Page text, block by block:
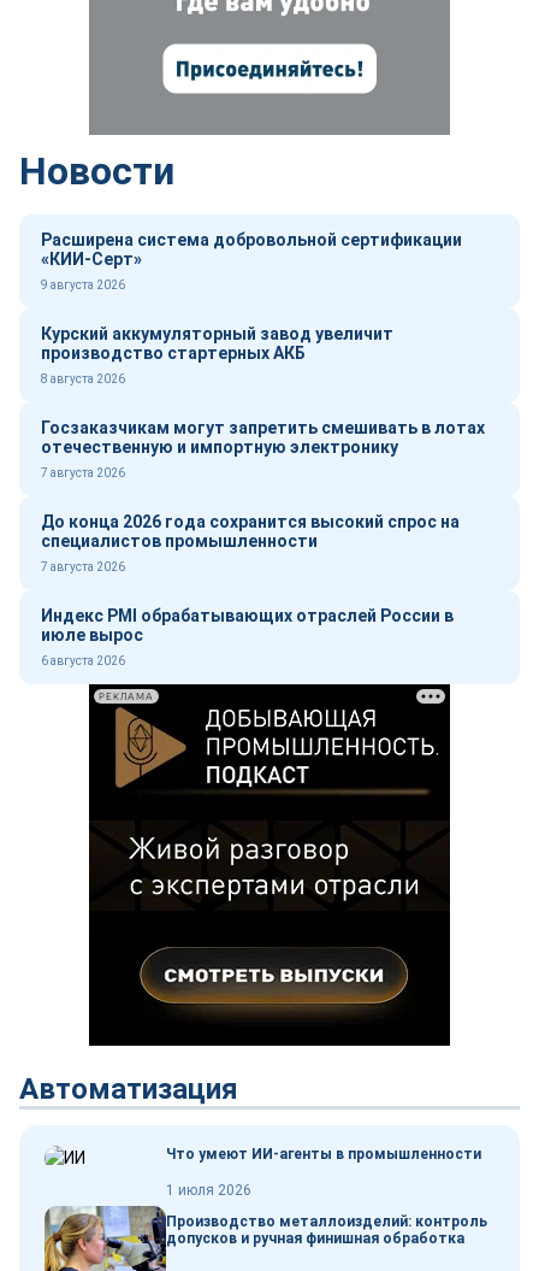
Новости
Расширена система добровольной сертификации
«КИИ-Серт»
9 августа 2026
Курский аккумуляторный завод увеличит
производство стартерных АКБ
8 августа 2026
Госзаказчикам могут запретить смешивать в лотах
отечественную и импортную электронику
7 августа 2026
До конца 2026 года сохранится высокий спрос на
специалистов промышленности
7 августа 2026
Индекс PMI обрабатывающих отраслей России в
июле вырос
6 августа 2026
РЕКЛАМА
Автоматизация
Что умеют ИИ-агенты в промышленности
1 июля 2026
Производство металлоизделий: контроль
допусков и ручная финишная обработка